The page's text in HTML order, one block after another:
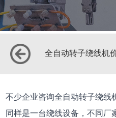
全自动转子绕线机
不少企业咨询全自动转子绕线
同样是一台绕线设备，不同厂